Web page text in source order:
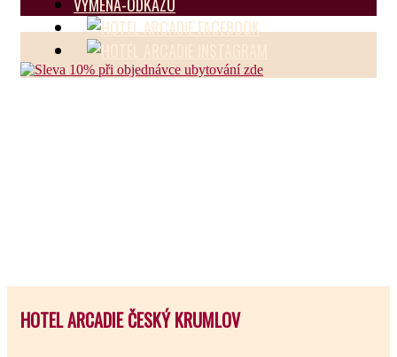
HOTEL ARCADIE ČESKÝ KRUMLOV